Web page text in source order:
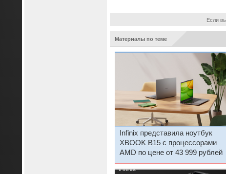
Если
Материалы по теме
Infinix представила ноутбук
XBOOK B15 с процессорами
AMD по цене от 43 999 рублей